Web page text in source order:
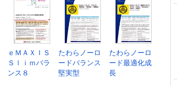
ｅＭＡＸＩＳ
Ｓｌｉｍバラ
ンス８
たわらノーロ
ードバランス
堅実型
たわらノーロ
ード最適化成
長